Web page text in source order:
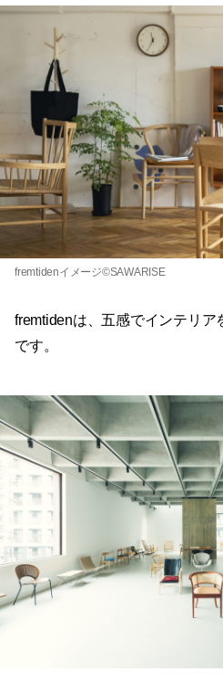
fremtidenイメージ©SAWARISE
fremtidenは、五感でインテリア
です。